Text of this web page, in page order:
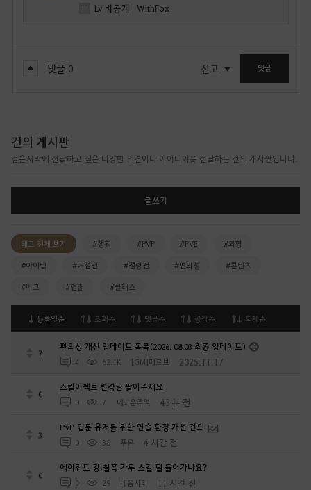
Lv 비공개 WithFox
댓글 0 신고 댓글
건의 게시판
검은사막에 전달하고 싶은 다양한 의견이나 아이디어를 전달하는 건의 게시판입니다.
글쓰기
태그 전체 보기 #생활 #PVP #PVE #외형
#아이템 #거점전 #점령전 #편의성 #콘텐츠
#버그 #연출 #클래스
등록일순 조회순 댓글순 공감순 화제순
7
편의성 개선 업데이트 목록(2026. 08.03 최종 업데이트)
4 62.1K [GM]메르브 2025.11.17
0
스킬이펙트 변경권 팔아주세요
0 7 페리온주먹 43 분 전
3
PvP 입문 유저를 위한 연습 환경 개선 건의
0 38 푸른 4 시간 전
0
에이전트 강:칠흑 가루 스킬 딜 들어가나요?
0 29 네옴시티 11 시간 전